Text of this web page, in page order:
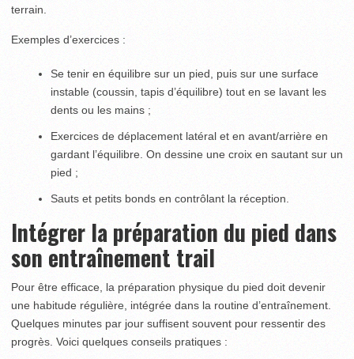
terrain.
Exemples d’exercices :
Se tenir en équilibre sur un pied, puis sur une surface
instable (coussin, tapis d’équilibre) tout en se lavant les
dents ou les mains ;
Exercices de déplacement latéral et en avant/arrière en
gardant l’équilibre. On dessine une croix en sautant sur un
pied ;
Sauts et petits bonds en contrôlant la réception.
Intégrer la préparation du pied dans
son entraînement trail
Pour être efficace, la préparation physique du pied doit devenir
une habitude régulière, intégrée dans la routine d’entraînement.
Quelques minutes par jour suffisent souvent pour ressentir des
progrès. Voici quelques conseils pratiques :